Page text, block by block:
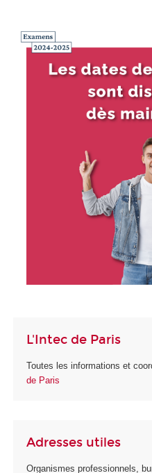
L'Intec de Paris
Toutes les informations et
de Paris
Adresses utiles
Organismes professionnels,